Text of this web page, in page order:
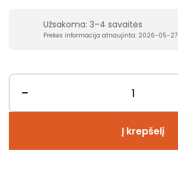
Užsakoma: 3–4 savaitės
Prekės informacija atnaujinta: 2026-05-27
Į krepšelį